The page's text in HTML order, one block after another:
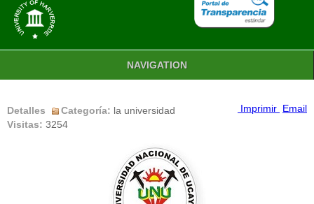
NAVIGATION
Imprimir Email
Detalles Categoría: la universidad
Visitas: 3254